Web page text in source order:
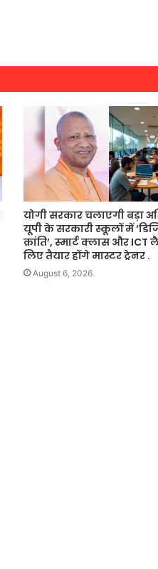
योगी सरकार चलाएगी बड़ा
यूपी के सरकारी स्कूलों में
क्रांति’, स्मार्ट क्लास और ICT
लिए तैयार होंगे मास्टर ट्रेनर .
August 6, 2026